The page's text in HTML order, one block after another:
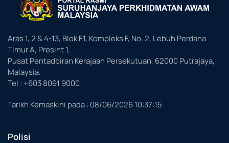
Aras 1, 2 & 4-13, Blok F1, Kompleks F, No. 2, Lebuh Perdana
Timur A, Presint 1,
Pusat Pentadbiran Kerajaan Persekutuan, 62000 Putrajaya,
Malaysia.
Tel : +603 8091 9000
Tarikh Kemaskini pada : 08/06/2026 10:37:15
Polisi